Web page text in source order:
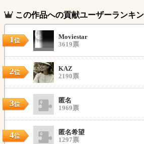
この作品への貢献ユーザーランキ
1位
Moviestar
3619票
2位
KAZ
2190票
3位
匿名
1969票
4位
匿名希望
1297票